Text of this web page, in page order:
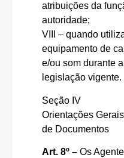
atribuições da
autoridade;
VIII – quando
equipamento de
e/ou som durante
legislação vigente.
Seção IV
Orientações
de Documentos
Art. 8º – Os